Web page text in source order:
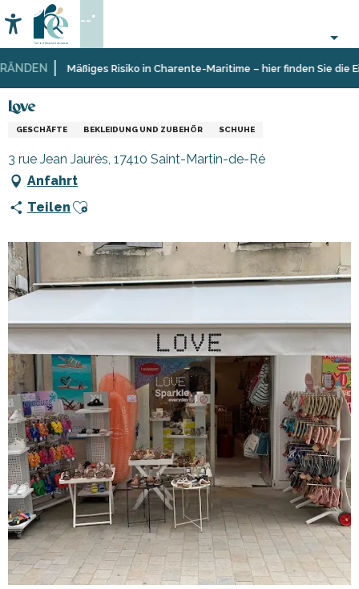
au
contenu
principal
Mäßiges Risiko in Charente-Maritime – hier finden Sie die
Accessibilité
Suche
--°
Startseite
Sich
Geschäfte
Love
Love
GESCHÄFTE BEKLEIDUNG UND ZUBEHÖR SCHUHE
3 rue Jean Jaurès, 17410 Saint-Martin-de-Ré
Anfahrt
Teilen Ajouter aux favoris